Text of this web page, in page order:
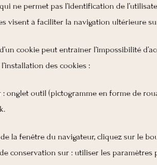
ne permet pas l’identification de
visent à faciliter la navigation ultérieure
cookie peut entraîner l’impossibilité
des cookies :
: onglet outil (pictogramme en forme de
la fenêtre du navigateur, cliquez sur le
de conservation sur : utiliser les